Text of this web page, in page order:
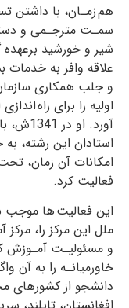
هم زمـان، با داشتن
سمـت مترجـمی و
شیر و خورشید
علاقه وافر به خدمات
و جلب همکاری
اولیه را برای راه
امکانات آن زمان،
فعالیت کرد.‏
این فعالیت ها
ملل این مرکز را،
و مسئولیـت آمـوزش
دانشجو از کشورهای